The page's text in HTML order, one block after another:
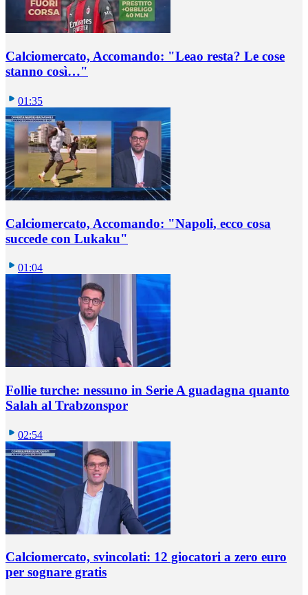
Calciomercato, Accomando: "Leao resta? Le cose
stanno così…"
01:35
Calciomercato, Accomando: "Napoli, ecco cosa
succede con Lukaku"
01:04
Follie turche: nessuno in Serie A guadagna quanto
Salah al Trabzonspor
02:54
Calciomercato, svincolati: 12 giocatori a zero euro
per sognare gratis